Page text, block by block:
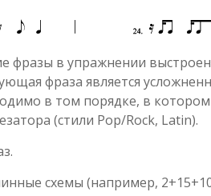
фразы в упражнении
фраза является
в том порядке, в
(стили Pop/Rock, Latin).
схемы (например,